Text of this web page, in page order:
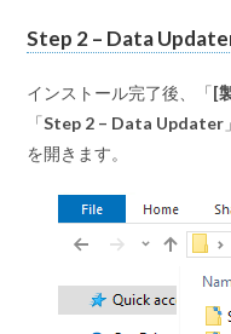
Step 2 – Data
インストール完了後、「[
「Step 2 – Data Updater
を開きます。